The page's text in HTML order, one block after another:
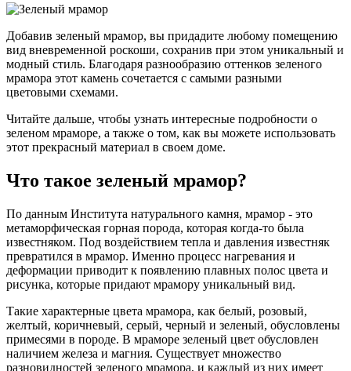
Добавив зеленый мрамор, вы придадите любому помещению
вид вневременной роскоши, сохранив при этом уникальный и
модный стиль. Благодаря разнообразию оттенков зеленого
мрамора этот камень сочетается с самыми разными
цветовыми схемами.
Читайте дальше, чтобы узнать интересные подробности о
зеленом мраморе, а также о том, как вы можете использовать
этот прекрасный материал в своем доме.
Что такое зеленый мрамор?
По данным Института натурального камня, мрамор - это
метаморфическая горная порода, которая когда-то была
известняком. Под воздействием тепла и давления известняк
превратился в мрамор. Именно процесс нагревания и
деформации приводит к появлению плавных полос цвета и
рисунка, которые придают мрамору уникальный вид.
Такие характерные цвета мрамора, как белый, розовый,
желтый, коричневый, серый, черный и зеленый, обусловлены
примесями в породе. В мраморе зеленый цвет обусловлен
наличием железа и магния. Существует множество
разновидностей зеленого мрамора, и каждый из них имеет